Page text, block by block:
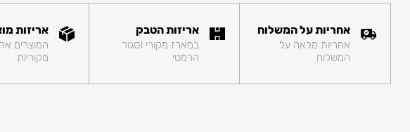
אחריות על המשלוח
אחריות מלאה על
המשלוח
אריזות הטבק
במארז מקורי וסגור
הרמטי
אריזות
המוצרים
מקוריות